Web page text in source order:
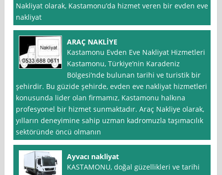
Nakliyat olarak, Kastamonu’da hizmet veren bir evden eve
nakliyat
ARAÇ NAKLİYE
Kastamonu Evden Eve Nakliyat Hizmetleri
Kastamonu, Türkiye’nin Karadeniz
Bölgesi’nde bulunan tarihi ve turistik bir
şehirdir. Bu güzide şehirde, evden eve nakliyat hizmetleri
konusunda lider olan firmamız, Kastamonu halkına
profesyonel bir hizmet sunmaktadır. Araç Nakliye olarak,
yılların deneyimine sahip uzman kadromuzla taşımacılık
sektöründe öncü olmanın
Ayvacı nakliyat
KASTAMONU, doğal güzellikleri ve tarihi